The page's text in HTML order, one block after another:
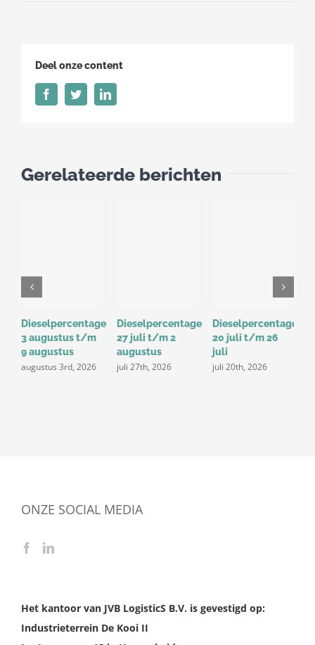
Deel onze content
FacebookTwitterLinkedIn
Gerelateerde berichten
Dieselpercentage
3 augustus t/m
9 augustus
augustus 3rd, 2026
Dieselpercentage
27 juli t/m 2
augustus
juli 27th, 2026
Dieselpercentage
20 juli t/m 26
juli
juli 20th, 2026
ONZE SOCIAL MEDIA
Het kantoor van JVB LogisticS B.V. is gevestigd op:
Industrieterrein De Kooi II